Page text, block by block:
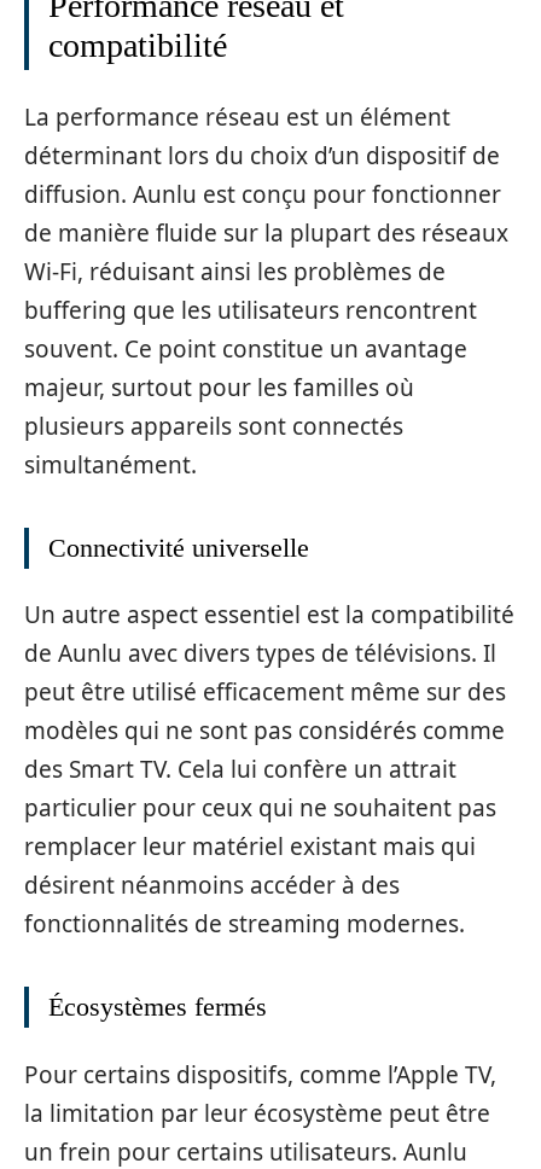
compatibilité
La performance réseau est un élément
déterminant lors du choix d’un dispositif de
diffusion. Aunlu est conçu pour fonctionner
de manière fluide sur la plupart des réseaux
Wi-Fi, réduisant ainsi les problèmes de
buffering que les utilisateurs rencontrent
souvent. Ce point constitue un avantage
majeur, surtout pour les familles où
plusieurs appareils sont connectés
simultanément.
Connectivité universelle
Un autre aspect essentiel est la compatibilité
de Aunlu avec divers types de télévisions. Il
peut être utilisé efficacement même sur des
modèles qui ne sont pas considérés comme
des Smart TV. Cela lui confère un attrait
particulier pour ceux qui ne souhaitent pas
remplacer leur matériel existant mais qui
désirent néanmoins accéder à des
fonctionnalités de streaming modernes.
Écosystèmes fermés
Pour certains dispositifs, comme l’Apple TV,
la limitation par leur écosystème peut être
un frein pour certains utilisateurs. Aunlu